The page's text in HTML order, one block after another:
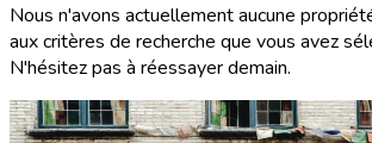
Nous n'avons actuellement aucune
aux critères de recherche que vous avez
N'hésitez pas à réessayer demain.